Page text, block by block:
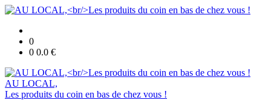
0
0 0.0 €
AU LOCAL,
Les produits du coin en bas de chez vous !